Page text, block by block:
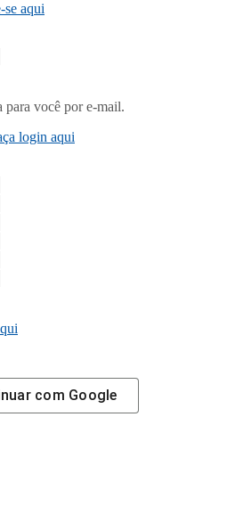
se aqui
para você por e-mail.
login aqui
com Google